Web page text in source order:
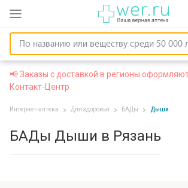
📢 Заказы с доставкой в регионы
Контакт-Центр
Интернет-аптека Для здоровья БАДы Дыши
БАДы Дыши в Рязань